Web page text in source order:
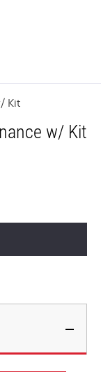
Kit
w/ Kit